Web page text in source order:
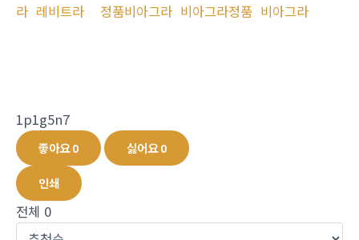
라 레비트라 정품비아그라 비아그라정품 비아그라
1p1g5n7
좋아요0 싫어요0
인쇄
전체 0